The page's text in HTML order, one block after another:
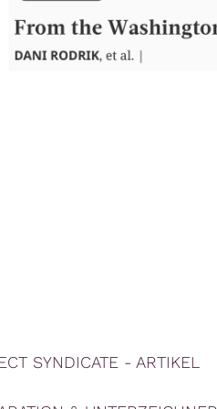
SYNDICATE - ARTIKEL